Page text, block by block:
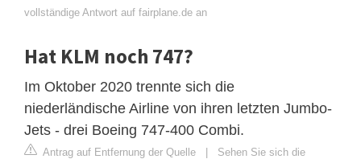
vollständige Antwort auf fairplane.de an
Hat KLM noch 747?
Im Oktober 2020 trennte sich die
niederländische Airline von ihren letzten Jumbo-
Jets - drei Boeing 747-400 Combi.
Antrag auf Entfernung der Quelle | Sehen Sie sich die